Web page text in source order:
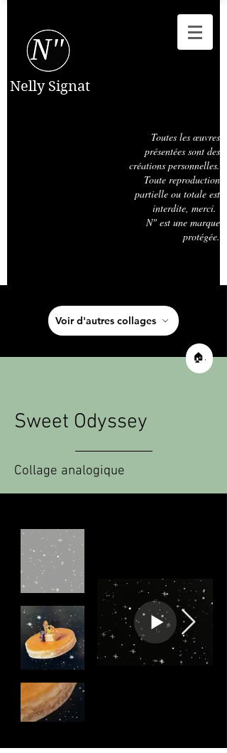
Nelly Signat
Toutes les œuvres
présentées sont des
créations personnelles.
Toute reproduction
partielle ou totale est
interdite, merci.
N" est une marque
protégée.
Voir d'autres collages
🏠 Retour à l'accueil
Sweet Odyssey
Collage analogique